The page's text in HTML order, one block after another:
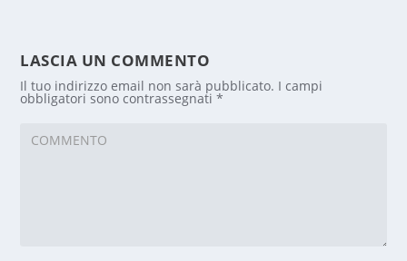
LASCIA UN COMMENTO
Il tuo indirizzo email non sarà pubblicato. I campi
obbligatori sono contrassegnati*